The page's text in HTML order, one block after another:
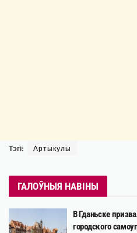
Тэгі: Артыкулы
ГАЛОЎНЫЯ НАВІНЫ
В Гданьске
городского